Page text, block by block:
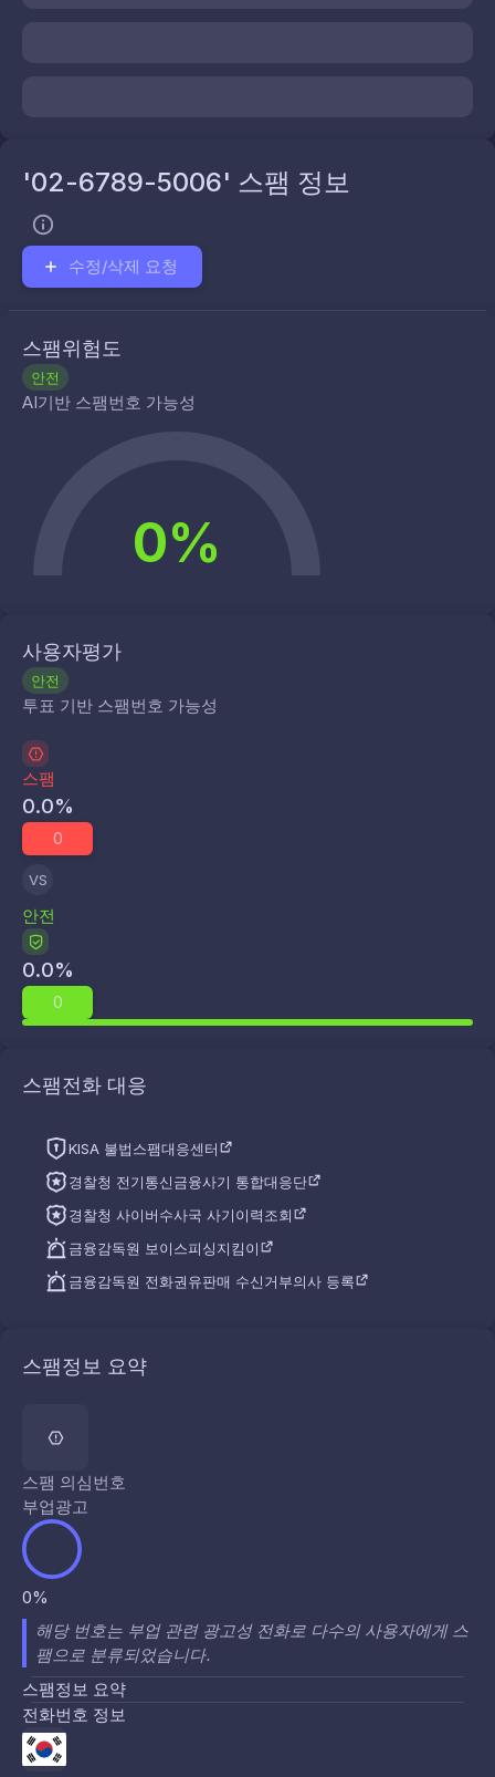
'02-6789-5006' 스팸 정보
수정/삭제 요청
스팸위험도
안전
AI기반 스팸번호 가능성
0%
사용자평가
안전
투표 기반 스팸번호 가능성
스팸
0.0%
0
VS
안전
0.0%
0
스팸전화 대응
KISA 불법스팸대응센터
경찰청 전기통신금융사기 통합대응단
경찰청 사이버수사국 사기이력조회
금융감독원 보이스피싱지킴이
금융감독원 전화권유판매 수신거부의사 등록
스팸정보 요약
스팸 의심번호
부업광고
0%
해당 번호는 부업 관련 광고성 전화로 다수의 사용자에게 스
팸으로 분류되었습니다.
스팸정보 요약
전화번호 정보